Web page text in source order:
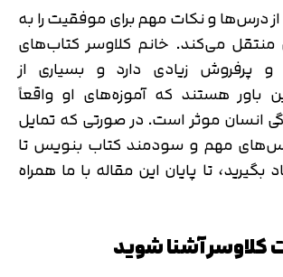
از درس‌ها و نکات مهم برای موفقیت را به
می‌کند. خانم کلاوسر کتاب‌های
و پرفروش زیادی دارد و بسیاری از
باور هستند که آموزه‌های او واقعاً
انسان موثر است. در صورتی که تمایل
مهم و سودمند کتاب بنویس تا
بگیرید، تا پایان این مقاله با ما همراه
کلاوسر آشنا شوید